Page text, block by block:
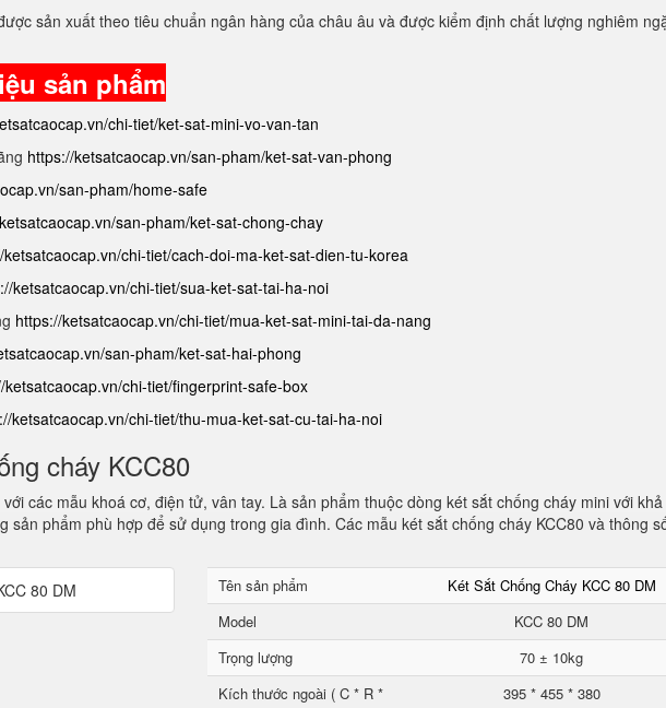
sản xuất theo tiêu chuẩn ngân hàng của châu âu và được kiểm định chất lượng nghiêm
sản phẩm
chi-tiet/ket-sat-mini-vo-van-tan
https://ketsatcaocap.vn/san-pham/ket-sat-van-phong
san-pham/home-safe
san-pham/ket-sat-chong-chay
ketsatcaocap.vn/chi-tiet/cach-doi-ma-ket-sat-dien-tu-korea
ketsatcaocap.vn/chi-tiet/sua-ket-sat-tai-ha-noi
https://ketsatcaocap.vn/chi-tiet/mua-ket-sat-mini-tai-da-nang
san-pham/ket-sat-hai-phong
ketsatcaocap.vn/chi-tiet/fingerprint-safe-box
ketsatcaocap.vn/chi-tiet/thu-mua-ket-sat-cu-tai-ha-noi
cháy KCC80
các mẫu khoá cơ, điện tử, vân tay. Là sản phẩm thuộc dòng két sắt chống cháy mini với
sản phẩm phù hợp để sử dụng trong gia đình. Các mẫu két sắt chống cháy KCC80 và thông
Tên sản phẩm
Két Sắt Chống Cháy KCC 80 DM
Model
KCC 80 DM
Trọng lượng
70 ± 10kg
Kích thước ngoài ( C * R *
395 * 455 * 380